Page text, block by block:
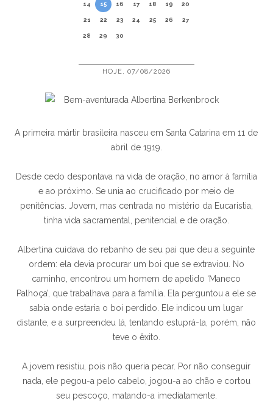
14 15 16 17 18 19 20
21 22 23 24 25 26 27
28 29 30
HOJE, 07/08/2026
A primeira mártir brasileira nasceu em Santa Catarina em 11 de
abril de 1919.
Desde cedo despontava na vida de oração, no amor à família
e ao próximo. Se unia ao crucificado por meio de
penitências. Jovem, mas centrada no mistério da Eucaristia,
tinha vida sacramental, penitencial e de oração.
Albertina cuidava do rebanho de seu pai que deu a seguinte
ordem: ela devia procurar um boi que se extraviou. No
caminho, encontrou um homem de apelido ‘Maneco
Palhoça’, que trabalhava para a família. Ela perguntou a ele se
sabia onde estaria o boi perdido. Ele indicou um lugar
distante, e a surpreendeu lá, tentando estuprá-la, porém, não
teve o êxito.
A jovem resistiu, pois não queria pecar. Por não conseguir
nada, ele pegou-a pelo cabelo, jogou-a ao chão e cortou
seu pescoço, matando-a imediatamente.